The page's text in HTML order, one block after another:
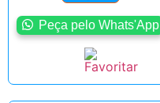
Peça pelo Whats'App